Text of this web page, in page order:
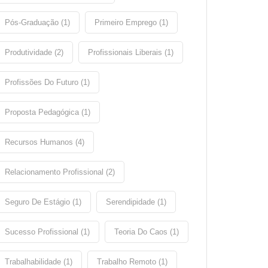
Pós-Graduação (1) Primeiro Emprego (1)
Produtividade (2) Profissionais Liberais (1)
Profissões Do Futuro (1)
Proposta Pedagógica (1)
Recursos Humanos (4)
Relacionamento Profissional (2)
Seguro De Estágio (1) Serendipidade (1)
Sucesso Profissional (1) Teoria Do Caos (1)
Trabalhabilidade (1) Trabalho Remoto (1)